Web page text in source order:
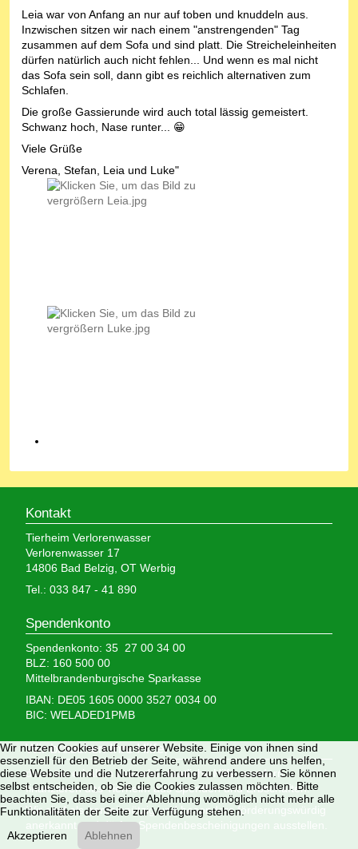
Leia war von Anfang an nur auf toben und knuddeln aus.
Inzwischen sitzen wir nach einem "anstrengenden" Tag
zusammen auf dem Sofa und sind platt. Die Streicheleinheiten
dürfen natürlich auch nicht fehlen... Und wenn es mal nicht
das Sofa sein soll, dann gibt es reichlich alternativen zum
Schlafen.
Die große Gassierunde wird auch total lässig gemeistert.
Schwanz hoch, Nase runter... 😁
Viele Grüße
Verena, Stefan, Leia und Luke"
Kontakt
Tierheim Verlorenwasser
Verlorenwasser 17
14806 Bad Belzig, OT Werbig
Tel.: 033 847 - 41 890
Spendenkonto
Spendenkonto: 35 27 00 34 00
BLZ: 160 500 00
Mittelbrandenburgische Sparkasse
IBAN: DE05 1605 0000 3527 0034 00
BIC: WELADED1PMB
Wir brauchen Ihre Hilfe,
denn wir erhalten keinerlei staatliche Hilfe, sondern
finanzieren das Tierheim aus Spenden und Erbschaften.
Wir sind als gemeinnützig und besonders förderungswürdig
anerkannt und dürfen Spendenbescheinigungen ausstellen.
Wir nutzen Cookies auf unserer Website. Einige von ihnen sind
essenziell für den Betrieb der Seite, während andere uns helfen,
diese Website und die Nutzererfahrung zu verbessern. Sie können
selbst entscheiden, ob Sie die Cookies zulassen möchten. Bitte
beachten Sie, dass bei einer Ablehnung womöglich nicht mehr alle
Funktionalitäten der Seite zur Verfügung stehen.
Akzeptieren
Ablehnen